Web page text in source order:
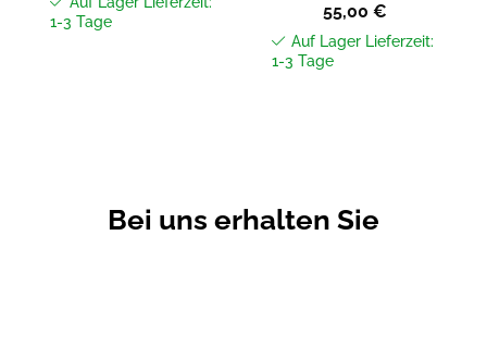
1-3 Tage
55,00 €
Auf Lager Lieferzeit:
1-3 Tage
Bei uns erhalten Sie